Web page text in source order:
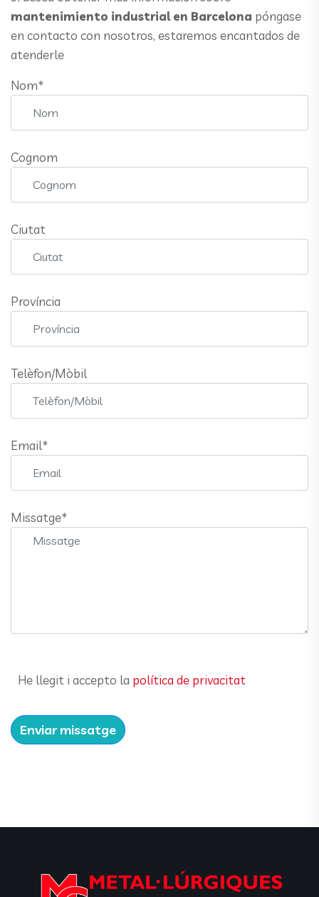
mantenimiento industrial en Barcelona póngase
en contacto con nosotros, estaremos encantados de
atenderle
Nom*
Cognom
Ciutat
Província
Telèfon/Mòbil
Email*
Missatge*
He llegit i accepto la política de privacitat
Enviar missatge